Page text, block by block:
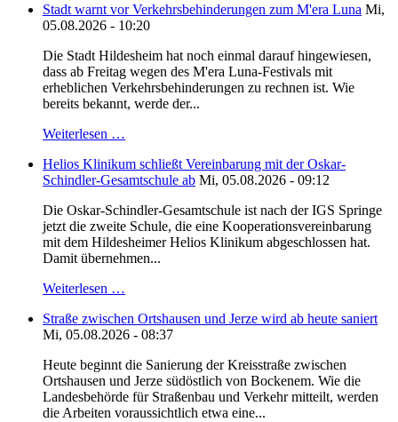
Stadt warnt vor Verkehrsbehinderungen zum M'era Luna Mi,
05.08.2026 - 10:20
Die Stadt Hildesheim hat noch einmal darauf hingewiesen,
dass ab Freitag wegen des M'era Luna-Festivals mit
erheblichen Verkehrsbehinderungen zu rechnen ist. Wie
bereits bekannt, werde der...
Weiterlesen …
Helios Klinikum schließt Vereinbarung mit der Oskar-
Schindler-Gesamtschule ab Mi, 05.08.2026 - 09:12
Die Oskar-Schindler-Gesamtschule ist nach der IGS Springe
jetzt die zweite Schule, die eine Kooperationsvereinbarung
mit dem Hildesheimer Helios Klinikum abgeschlossen hat.
Damit übernehmen...
Weiterlesen …
Straße zwischen Ortshausen und Jerze wird ab heute saniert
Mi, 05.08.2026 - 08:37
Heute beginnt die Sanierung der Kreisstraße zwischen
Ortshausen und Jerze südöstlich von Bockenem. Wie die
Landesbehörde für Straßenbau und Verkehr mitteilt, werden
die Arbeiten voraussichtlich etwa eine...